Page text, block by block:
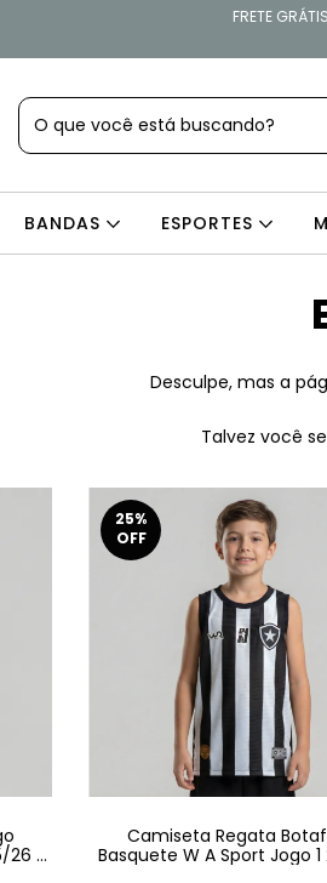
FRETE
BANDAS ESPORTES
Desculpe, mas a
Talvez você
26 -
25%
OFF
Camiseta Regata
Basquete W A Sport Jogo